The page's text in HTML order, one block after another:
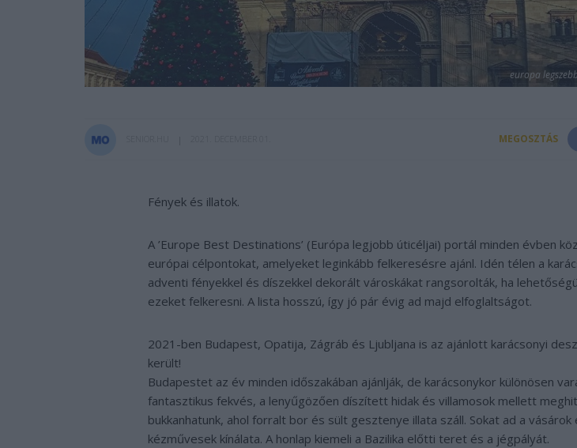
europa
MEGOSZTÁS
Fények és illatok.
A ’Europe Best Destinations’ (Európa legjobb úticéljai) portál minden évben
európai célpontokat, amelyeket leginkább felkeresésre ajánl. Idén télen a
adventi fényekkel és díszekkel dekorált városkákat rangsorolták, ha
ezeket felkeresni. A lista hosszú, így jó pár évig ad majd elfoglaltságot.
2021-ben Budapest, Opatija, Zágráb és Ljubljana is az ajánlott karácsonyi
került!
Budapestet az év minden időszakában ajánlják, de karácsonykor különösen
fantasztikus fekvés, a lenyűgözően díszített hidak és villamosok mellett
bukkanhatunk, ahol forralt bor és sült gesztenye illata száll. Sokat ad a vásárok
kézművesek kínálata. A honlap kiemeli a Bazilika előtti teret és a jégpályát.